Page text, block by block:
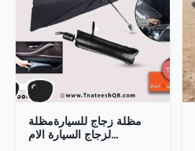
مظلة زجاج للسيارةمظلة
لزجاج السيارة الام...